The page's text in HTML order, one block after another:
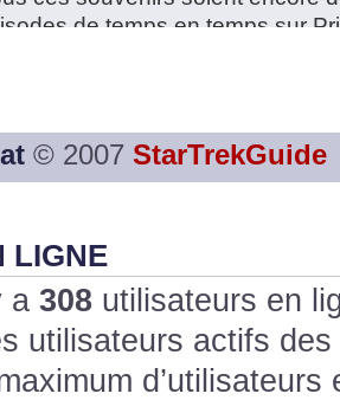
de temps en temps sur
pas trop marché. JE vous
6; 7 et 8 !
!
!
© 2007 StarTrekGuide
LIGNE
a 308 utilisateurs en
utilisateurs actifs